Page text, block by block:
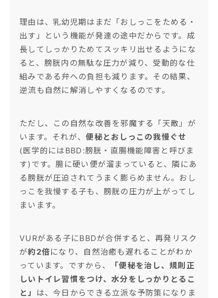
理由は、乳幼児期はまだ「おしっこをためる・
出す」という機能が発達の途中だからです。成
長してしっかりためてスッキリ出せるようにな
ると、膀胱内の無駄な圧力が減り、受動的な仕
組みである弁への負担も減ります。その結果、
逆流も自然に解消しやすくなるのです。
ただし、この自然な改善を邪魔する「天敵」が
います。それが、便秘とおしっこの我慢ぐせ
(医学的にはBBD:膀胱・直腸機能障害と呼びま
す)です。腸に硬い便が溜まっていると、隣にあ
る膀胱が圧迫されてうまく膨らめません。おし
っこを我慢する子も、膀胱の圧力が上がってし
まいます。
VURがある子にBBDが合併すると、再発リスク
が約2倍になり、自然治癒も遅れることがわか
っています。ですから、
「便秘を治し、規則正
しいトイレ習慣をつけ、水分をしっかりとるこ
と」 は、今日からできる立派な予防策になりま